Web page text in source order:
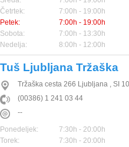
Četrtek:
7:00h - 19:00h
Petek:
7:00h - 19:00h
Sobota:
7:00h - 13:30h
Nedelja:
8:00h - 12:00h
Tuš Ljubljana Tržaška
Tržaška cesta 266 Ljubljana , SI
(00386) 1 241 03 44
--
Ponedeljek:
7:30h - 20:00h
Torek:
7:30h - 20:00h